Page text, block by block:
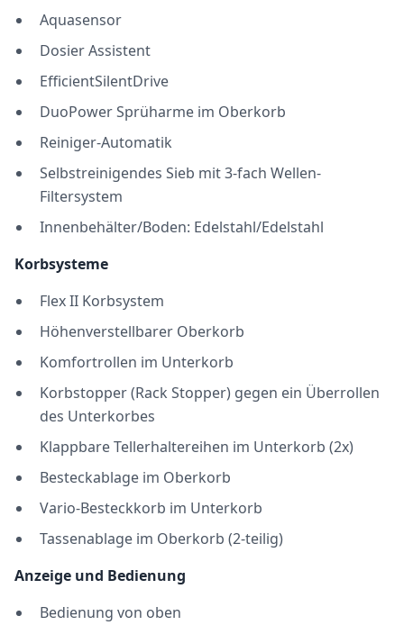
Aquasensor
Dosier Assistent
EfficientSilentDrive
DuoPower Sprüharme im Oberkorb
Reiniger-Automatik
Selbstreinigendes Sieb mit 3-fach Wellen-
Filtersystem
Innenbehälter/Boden: Edelstahl/Edelstahl
Korbsysteme
Flex II Korbsystem
Höhenverstellbarer Oberkorb
Komfortrollen im Unterkorb
Korbstopper (Rack Stopper) gegen ein Überrollen
des Unterkorbes
Klappbare Tellerhaltereihen im Unterkorb (2x)
Besteckablage im Oberkorb
Vario-Besteckkorb im Unterkorb
Tassenablage im Oberkorb (2-teilig)
Anzeige und Bedienung
Bedienung von oben